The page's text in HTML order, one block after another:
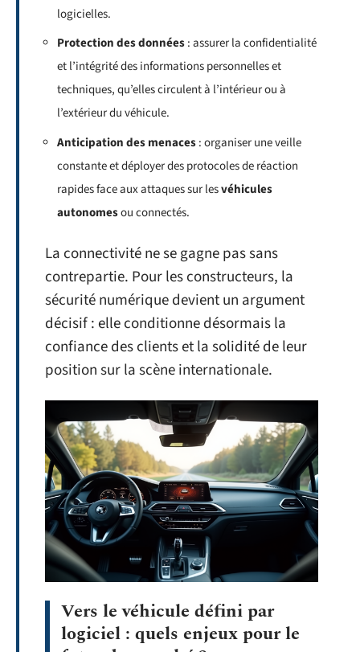
logicielles.
Protection des données: assurer la confidentialité
et l’intégrité des informations personnelles et
techniques, qu’elles circulent à l’intérieur ou à
l’extérieur du véhicule.
Anticipation des menaces: organiser une veille
constante et déployer des protocoles de réaction
rapides face aux attaques sur lesvéhicules
autonomesou connectés.
La connectivité ne se gagne pas sans
contrepartie. Pour les constructeurs, la
sécurité numérique devient un argument
décisif : elle conditionne désormais la
confiance des clients et la solidité de leur
position sur la scène internationale.
Vers le véhicule défini par
logiciel : quels enjeux pour le